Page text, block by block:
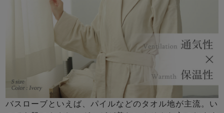
バスローブといえば、パイルなどのタオル地が主流。い